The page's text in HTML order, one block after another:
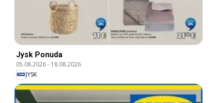
Jysk Ponuda
05.08.2026- 18.08.2026
JYSK